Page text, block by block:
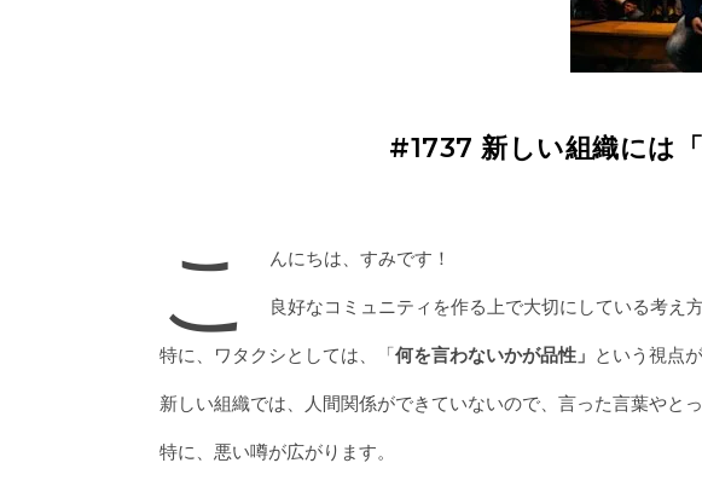
#1737 新しい組織には
こ
んにちは、すみです！
良好なコミュニティを作る上で大切にしている考え方
特に、ワタクシとしては、「何を言わないかが品性」 という視点
新しい組織では、人間関係ができていないので、言った言葉やと
特に、悪い噂が広がります。